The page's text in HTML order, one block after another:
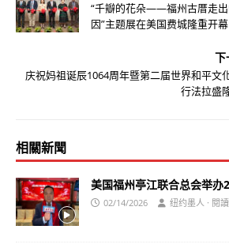
“千瓣的花朵——福州古厝走
因”主题展在美国费城隆重开幕
下
庆祝妈祖诞辰1064周年暨第二届世界和平文
行法拉盛
相關新聞
美国福州亭江联合总会举办
02/14/2026 纽约墨人 · 閱